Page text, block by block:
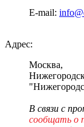
E-mail:
Адрес:
Москва,
В связи с
сообщать о